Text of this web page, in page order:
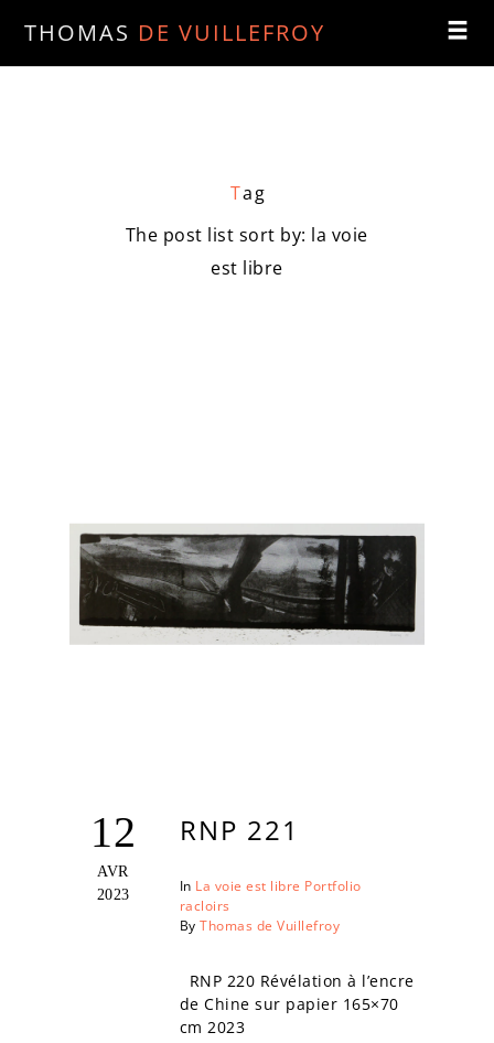
THOMAS DE VUILLEFROY
Tag
The post list sort by: la voie
est libre
12
AVR
2023
RNP 221
In La voie est libre Portfolio
racloirs
ByThomas de Vuillefroy
RNP 220 Révélation à l’encre
de Chine sur papier 165×70
cm 2023